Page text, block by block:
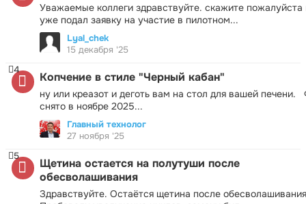
Уважаемые коллеги здравствуйте. скажите пожалуйста
уже подал заявку на участие в пилотном...
Lyal_chek
15 декабря '25
Копчение в стиле "Черный кабан"
ну или креазот и деготь вам на стол для вашей печени.
снято в ноябре 2025...
4
Главный технолог
27 ноября '25
Щетина остается на полутуши после
обесволашивания
Здравствуйте. Остаётся щетина после
5